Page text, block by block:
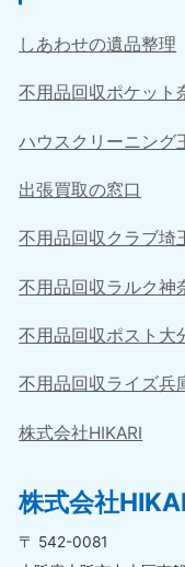
しあわせの遺品整理
不用品回収ポケット
ハウスクリーニング
出張買取の窓口
不用品回収クラブ埼
不用品回収ラルク神
不用品回収ポスト大
不用品回収ライズ兵
株式会社HIKARI
株式会社
〒 542-0081